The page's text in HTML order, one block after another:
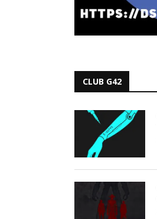
CLUB G42